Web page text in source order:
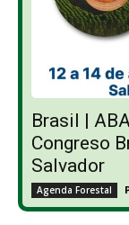
Brasil |
Congreso
Salvador
Agenda Forestal